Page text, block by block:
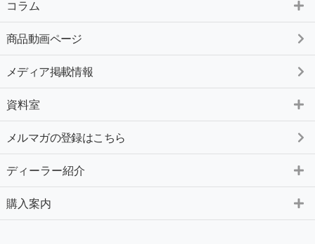
コラム
商品動画ページ
メディア掲載情報
資料室
メルマガの登録はこちら
ディーラー紹介
購入案内